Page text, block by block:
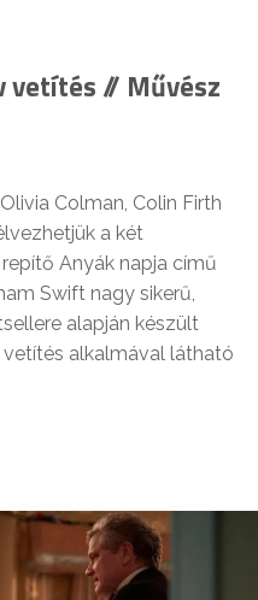
vetítés // Művész
Colman, Colin Firth
a két
Anyák napja című
Swift nagy sikerű,
alapján készült
alkalmával látható